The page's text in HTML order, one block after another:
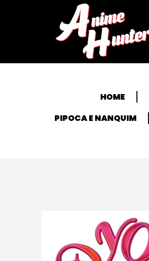
HOME
PIPOCA E NANQUIM